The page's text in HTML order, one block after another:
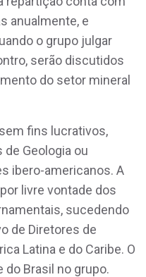
anualmente, e
o grupo julgar
serão discutidos
do setor mineral
fins lucrativos,
Geologia ou
ibero-americanos. A
livre vontade dos
sucedendo
de Diretores de
Latina e do Caribe. O
do Brasil no grupo.